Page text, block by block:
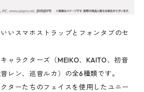
いスマホストラップとフォンタブのセ
ャラクターズ（MEIKO、KAITO、初音
レン、巡音ルカ）の全6種類です。
ターたちのフェイスを使用したユニー